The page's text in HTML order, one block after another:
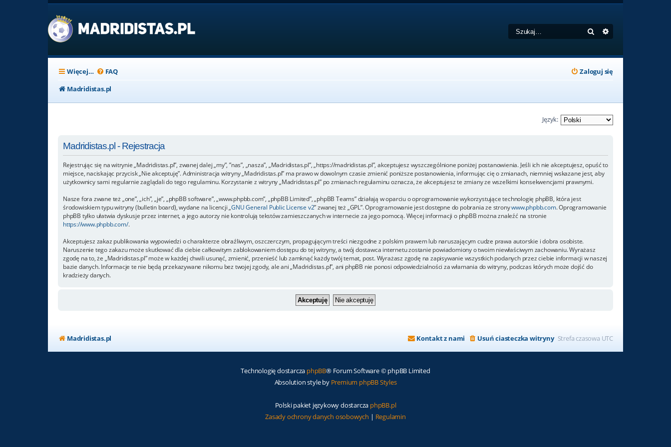
Szukaj
Więcej… FAQ
Zaloguj się
Madridistas.pl
Język:
Madridistas.pl - Rejestracja
Rejestrując się na witrynie „Madridistas.pl”, zwanej dalej „my”, ”nas”, „nasza”, „Madridistas.pl”, „https://madridistas.pl”, akceptujesz wyszczególnione poniżej postanowienia. Jeśli ich nie akceptujesz, opuść to
miejsce, naciskając przycisk „Nie akceptuję”. Administracja witryny „Madridistas.pl” ma prawo w dowolnym czasie zmienić poniższe postanowienia, informując cię o zmianach, niemniej wskazane jest, aby
użytkownicy sami regularnie zaglądali do tego regulaminu. Korzystanie z witryny „Madridistas.pl” po zmianach regulaminu oznacza, że akceptujesz te zmiany ze wszelkimi konsekwencjami prawnymi.
Nasze fora zwane też „one”, „ich”, „je”, „phpBB software”, „www.phpbb.com”, „phpBB Limited”, „phpBB Teams” działają w oparciu o oprogramowanie wykorzystujące technologię phpBB, która jest
środowiskiem typu witryny (bulletin board), wydane na licencji „GNU General Public License v2” zwanej też „GPL”. Oprogramowanie jest dostępne do pobrania ze stronywww.phpbb.com. Oprogramowanie
phpBB tylko ułatwia dyskusje przez internet, a jego autorzy nie kontrolują tekstów zamieszczanych w internecie za jego pomocą. Więcej informacji o phpBB można znaleźć na stronie
https://www.phpbb.com/.
Akceptujesz zakaz publikowania wypowiedzi o charakterze obraźliwym, oszczerczym, propagującym treści niezgodne z polskim prawem lub naruszającym cudze prawa autorskie i dobra osobiste.
Naruszenie tego zakazu może skutkować dla ciebie całkowitym zablokowaniem dostępu do tej witryny, a twój dostawca internetu zostanie powiadomiony o twoim niewłaściwym zachowaniu. Wyrażasz
zgodę na to, że „Madridistas.pl” może w każdej chwili usunąć, zmienić, przenieść lub zamknąć każdy twój temat, post. Wyrażasz zgodę na zapisywanie wszystkich podanych przez ciebie informacji w naszej
bazie danych. Informacje te nie będą przekazywane nikomu bez twojej zgody, ale ani „Madridistas.pl”, ani phpBB nie ponosi odpowiedzialności za włamania do witryny, podczas których może dojść do
kradzieży danych.
Madridistas.pl Strefa czasowa UTC
Usuń ciasteczka witryny
Kontakt z nami
Technologię dostarcza phpBB® Forum Software © phpBB Limited
Absolution style by Premium phpBB Styles
Polski pakiet językowy dostarcza phpBB.pl
Zasady ochrony danych osobowych | Regulamin